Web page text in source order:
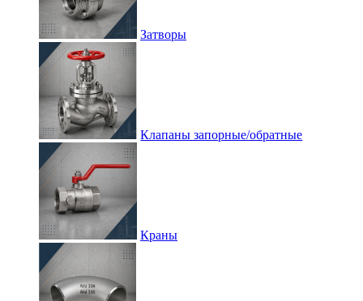
Затворы
Клапаны запорные/обратные
Краны